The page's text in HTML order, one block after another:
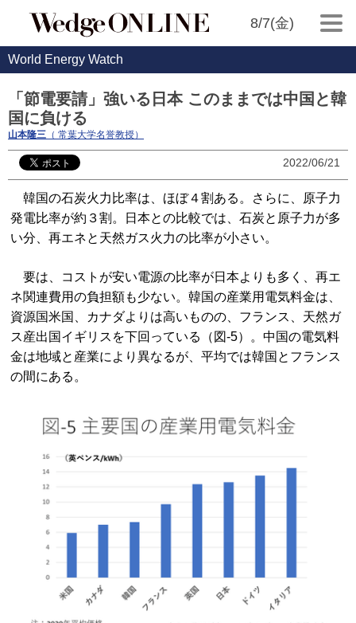
8/7(金)
World Energy Watch
「節電要請」強いる日本 このままでは中国と韓
国に負ける
山本隆三 （ 常葉大学名誉教授）
2022/06/21
韓国の石炭火力比率は、ほぼ４割ある。さらに、原子力
発電比率が約３割。日本との比較では、石炭と原子力が多
い分、再エネと天然ガス火力の比率が小さい。
要は、コストが安い電源の比率が日本よりも多く、再エ
ネ関連費用の負担額も少ない。韓国の産業用電気料金は、
資源国米国、カナダよりは高いものの、フランス、天然ガ
ス産出国イギリスを下回っている（図-5）。中国の電気料
金は地域と産業により異なるが、平均では韓国とフランス
の間にある。